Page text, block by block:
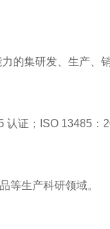
的集研发、生产、
认证； ISO 13485 ：
生产科研领域。